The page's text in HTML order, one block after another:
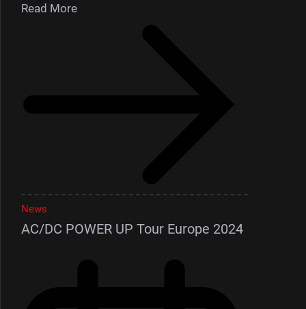
Read More
News
AC/DC POWER UP Tour Europe 2024